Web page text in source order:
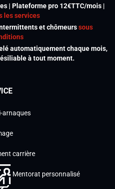
| Plateforme pro 12€TTC/mois |
les services
et chômeurssous
automatiquement chaque mois,
à tout moment.
arnaques
carrière
Mentorat personnalisé